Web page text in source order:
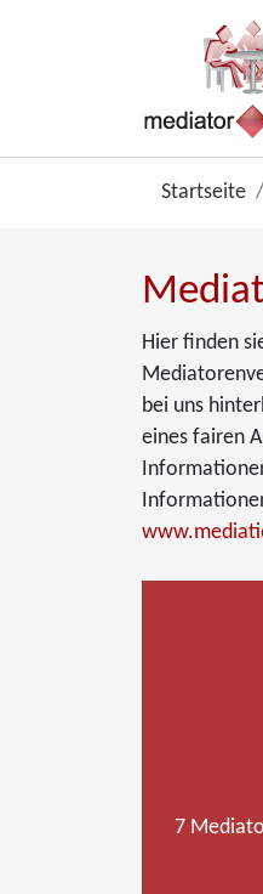
Startseite
Hier finden
bei uns
eines fairen
7